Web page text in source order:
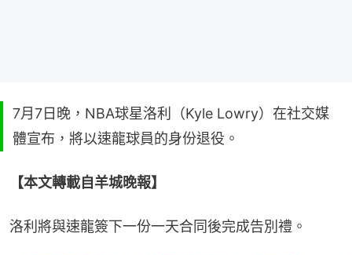
7月7日晚，NBA球星洛利（Kyle Lowry）在社交媒
體宣布，將以速龍球員的身份退役。
【本文轉載自羊城晚報】
洛利將與速龍簽下一份一天合同後完成告別禮。